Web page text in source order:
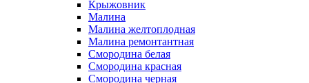
Крыжовник
Малина
Малина желтоплодная
Малина ремонтантная
Смородина белая
Смородина красная
Смородина черная